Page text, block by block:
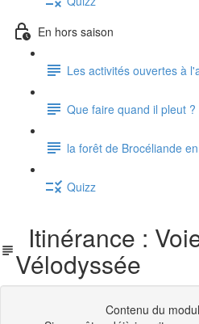
En hors saison
Les activités ouvertes à
Que faire quand il pleut ?
la forêt de Brocéliande
Quizz
Itinérance :
Vélodyssée
Contenu du